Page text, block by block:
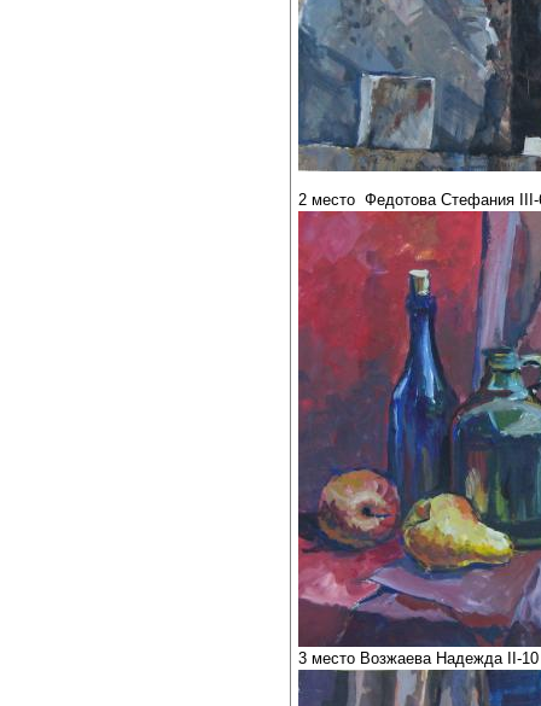
2 место Федотова Стефания III-
3 место Возжаева Надежда II-10